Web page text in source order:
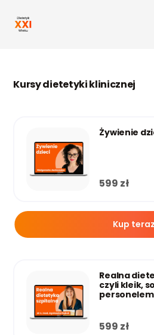
Kursy dietetyki klinicznej
Żywienie
599 zł
Kup teraz
Realna
czyli kleik,
599 zł